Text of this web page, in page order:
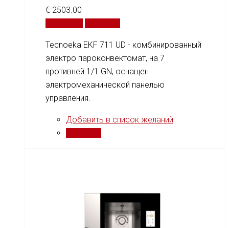
€ 2503.00
Tecnoeka EKF 711 UD - комбинированный
электро пароконвектомат, на 7
противней 1/1 GN, оснащен
электромеханической панелью
управления.
Добавить в список желаний